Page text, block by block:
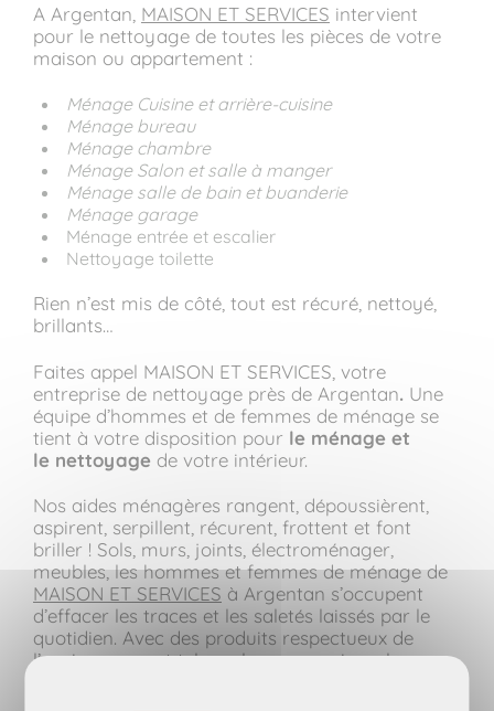
A Argentan, MAISON ET SERVICES intervient
pour le nettoyage de toutes les pièces de votre
maison ou appartement :
Ménage Cuisine et arrière-cuisine
Ménage bureau
Ménage chambre
Ménage Salon et salle à manger
Ménage salle de bain et buanderie
Ménage garage
Ménage entrée et escalier
Nettoyage toilette
Rien n’est mis de côté, tout est récuré, nettoyé,
brillants…
Faites appel MAISON ET SERVICES, votre
entreprise de nettoyage près de Argentan. Une
équipe d’hommes et de femmes de ménage se
tient à votre disposition pour le ménage et
le nettoyage de votre intérieur.
Nos aides ménagères rangent, dépoussièrent,
aspirent, serpillent, récurent, frottent et font
briller ! Sols, murs, joints, électroménager,
meubles, les hommes et femmes de ménage de
MAISON ET SERVICES à Argentan s’occupent
d’effacer les traces et les saletés laissés par le
quotidien. Avec des produits respectueux de
l’environnement tel que le savon noir ou le